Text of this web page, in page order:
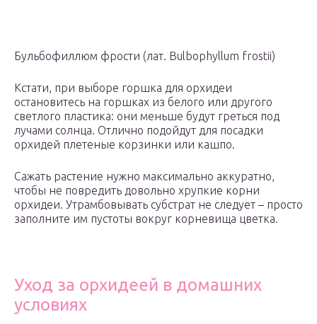
Бульбофиллюм фрости (лат. Bulbophyllum frostii)
Кстати, при выборе горшка для орхидеи
остановитесь на горшках из белого или другого
светлого пластика: они меньше будут греться под
лучами солнца. Отлично подойдут для посадки
орхидей плетеные корзинки или кашпо.
Сажать растение нужно максимально аккуратно,
чтобы не повредить довольно хрупкие корни
орхидеи. Утрамбовывать субстрат не следует – просто
заполните им пустоты вокруг корневища цветка.
Уход за орхидеей в домашних
условиях